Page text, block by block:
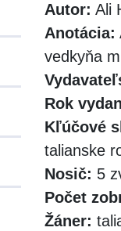
Autor: Ali
Anotácia:
vedkyňa
Rok
Kľúčové
talianske
Nosič: 5
Počet
Žáner: